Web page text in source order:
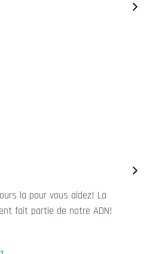
la pour vous aidez! La
fait partie de notre ADN!